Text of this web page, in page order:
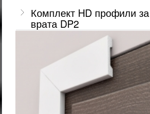
Комплект HD профили за
врата DP2